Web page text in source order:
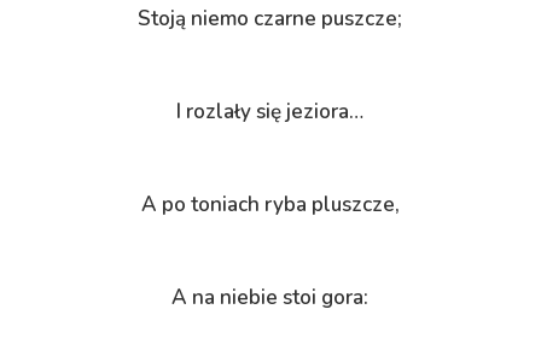
Stoją niemo czarne puszcze;
I rozlały się jeziora…
A po toniach ryba pluszcze,
A na niebie stoi gora: